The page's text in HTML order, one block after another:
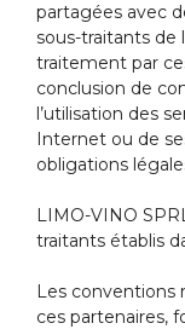
partagées avec
sous-traitants de
traitement par
conclusion de
l’utilisation des
Internet ou de
obligations
LIMO-VINO
traitants établis
Les conventions
ces partenaires,